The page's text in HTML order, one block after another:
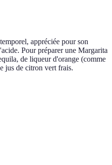
appréciée pour son
Pour préparer une Margarita
de liqueur d'orange (comme
jus de citron vert frais.